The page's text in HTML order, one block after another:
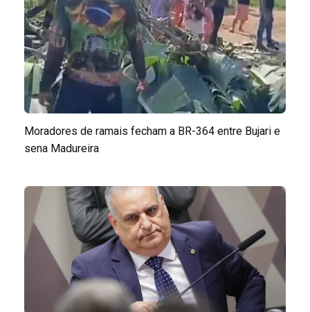
Moradores de ramais fecham a BR-364 entre Bujari e
sena Madureira